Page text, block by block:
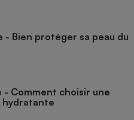
- Bien protéger sa peau du
- Comment choisir une
hydratante